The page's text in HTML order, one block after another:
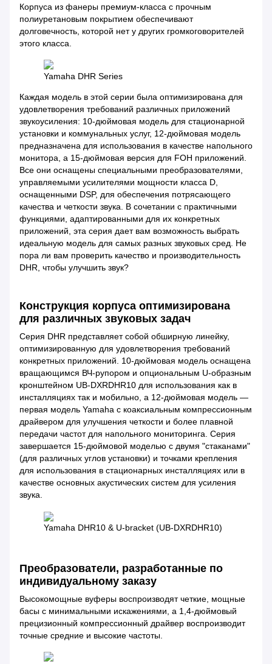
Корпуса из фанеры премиум-класса с прочным
полиуретановым покрытием обеспечивают
долговечность, которой нет у других громкоговорителей
этого класса.
Yamaha DHR Series
Каждая модель в этой серии была оптимизирована для
удовлетворения требований различных приложений
звукоусиления: 10-дюймовая модель для стационарной
установки и коммунальных услуг, 12-дюймовая модель
предназначена для использования в качестве напольного
монитора, а 15-дюймовая версия для FOH приложений.
Все они оснащены специальными преобразователями,
управляемыми усилителями мощности класса D,
оснащенными DSP, для обеспечения потрясающего
качества и четкости звука. В сочетании с практичными
функциями, адаптированными для их конкретных
приложений, эта серия дает вам возможность выбрать
идеальную модель для самых разных звуковых сред. Не
пора ли вам проверить качество и производительность
DHR, чтобы улучшить звук?
Конструкция корпуса оптимизирована
для различных звуковых задач
Серия DHR представляет собой обширную линейку,
оптимизированную для удовлетворения требований
конкретных приложений. 10-дюймовая модель оснащена
вращающимся ВЧ-рупором и опциональным U-образным
кронштейном UB-DXRDHR10 для использования как в
инсталляциях так и мобильно, а 12-дюймовая модель —
первая модель Yamaha с коаксиальным компрессионным
драйвером для улучшения четкости и более плавной
передачи частот для напольного мониторинга. Серия
завершается 15-дюймовой моделью с двумя "стаканами"
(для различных углов установки) и точками крепления
для использования в стационарных инсталляциях или в
качестве основных акустических систем для усиления
звука.
Yamaha DHR10 & U-bracket (UB-DXRDHR10)
Преобразователи, разработанные по
индивидуальному заказу
Высокомощные вуферы воспроизводят четкие, мощные
басы с минимальными искажениями, а 1,4-дюймовый
прецизионный компрессионный драйвер воспроизводит
точные средние и высокие частоты.